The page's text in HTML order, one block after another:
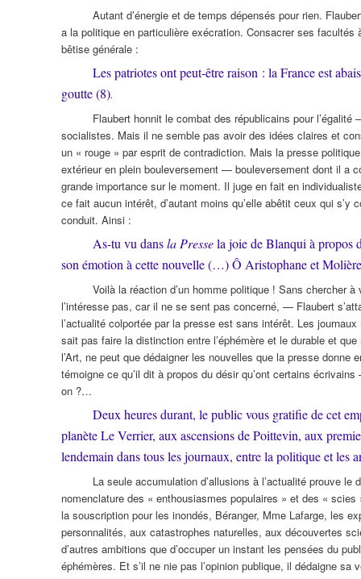
Autant d’énergie et de temps dépensés pour rien.
a la politique en particulière exécration. Consacrer ses
bêtise générale :
Les patriotes ont peut-être raison : la France est
goutte (8).
Flaubert honnit le combat des républicains pour
socialistes. Mais il ne semble pas avoir des idées claires et
un « rouge » par esprit de contradiction. Mais la presse
extérieur en plein bouleversement — bouleversement dont il a
grande importance sur le moment. Il juge en fait en
ce fait aucun intérêt, d’autant moins qu’elle abêtit ceux qui
conduit. Ainsi :
As-tu vu dansla Pressela joie de Blanqui à propos
son émotion à cette nouvelle (…) Ô Aristophane et
Voilà la réaction d’un homme politique ! Sans chercher
l’intéresse pas, car il ne se sent pas concerné, — Flaubert
l’actualité colportée par la presse est sans intérêt. Les
sait pas faire la distinction entre l’éphémère et le durable et
l’Art, ne peut que dédaigner les nouvelles que la presse
témoigne ce qu’il dit à propos du désir qu’ont certains
on ?…
Deux heures durant, le public vous gratifie de cet
planète Le Verrier, aux ascensions de Poittevin, aux
lendemain dans tous les journaux, entre la politique et les
La seule accumulation d’allusions à l’actualité prouve
nomenclature des « enthousiasmes populaires » et des «
la souscription pour les inondés, Béranger, Mme Lafarge, les
personnalités, aux catastrophes naturelles, aux découvertes
d’autres ambitions que d’occuper un instant les pensées du
éphémères. Et s’il ne nie pas l’opinion publique, il dédaigne sa